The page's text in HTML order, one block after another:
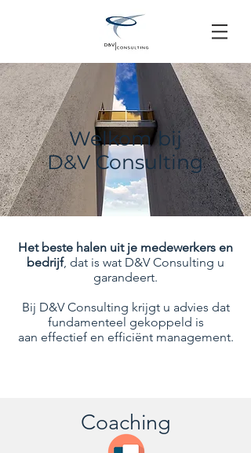
Welkom bij
D&V Consulting
Coaching
Het beste halen uit je medewerkers en
bedrijf, dat is wat D&V Consulting u
garandeert.
Bij D&V Consulting krijgt u advies dat
fundamenteel gekoppeld is
aan effectief en efficiënt management.